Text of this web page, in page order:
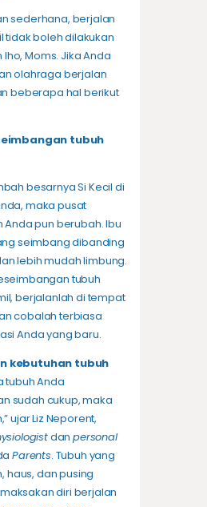
sederhana, berjalan
tidak boleh dilakukan
Moms. Jika Anda
olahraga berjalan
beberapa hal berikut
tubuh
besarnya Si Kecil di
maka pusat
Anda pun berubah. Ibu
seimbang dibanding
lebih mudah limbung.
tubuh
berjalanlah di tempat
cobalah terbiasa
Anda yang baru.
kebutuhan tubuh
tubuh Anda
sudah cukup, maka
ujar Liz Neporent,
danpersonal
Parents. Tubuh yang
haus, dan pusing
diri berjalan